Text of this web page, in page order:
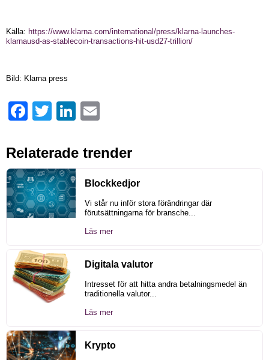
Källa: https://www.klarna.com/international/press/klarna-launches-
klarnausd-as-stablecoin-transactions-hit-usd27-trillion/
Bild: Klarna press
FacebookTwitter LinkedIn
Relaterade trender
Blockkedjor
Vi står nu inför stora förändringar där
förutsättningarna för bransche...
Läs mer
Digitala valutor
Intresset för att hitta andra betalningsmedel än
traditionella valutor...
Läs mer
Krypto